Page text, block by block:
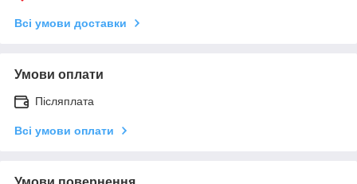
Всі умови доставки
Умови оплати
Післяплата
Всі умови оплати